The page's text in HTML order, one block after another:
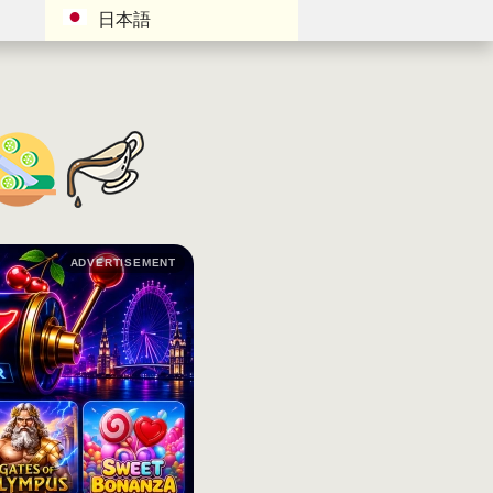
日本語
ADVERTISEMENT